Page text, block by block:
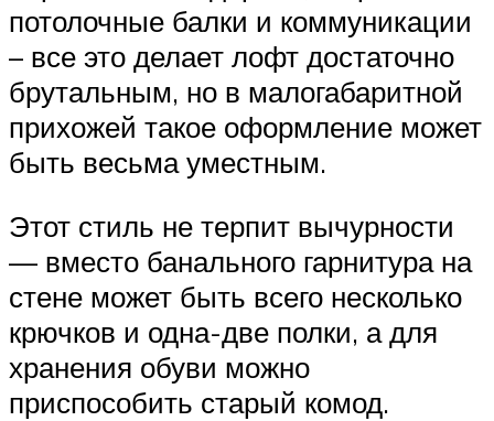
потолочные балки и коммуникации
– все это делает лофт достаточно
брутальным, но в малогабаритной
прихожей такое оформление может
быть весьма уместным.
Этот стиль не терпит вычурности
— вместо банального гарнитура на
стене может быть всего несколько
крючков и одна-две полки, а для
хранения обуви можно
приспособить старый комод.